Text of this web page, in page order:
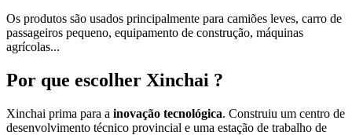
Os produtos são usados principalmente para camiões leves, carro de
passageiros pequeno, equipamento de construção, máquinas
agrícolas...
Por que escolher Xinchai ?
Xinchai prima para a inovação tecnológica. Construiu um centro de
desenvolvimento técnico provincial e uma estação de trabalho de